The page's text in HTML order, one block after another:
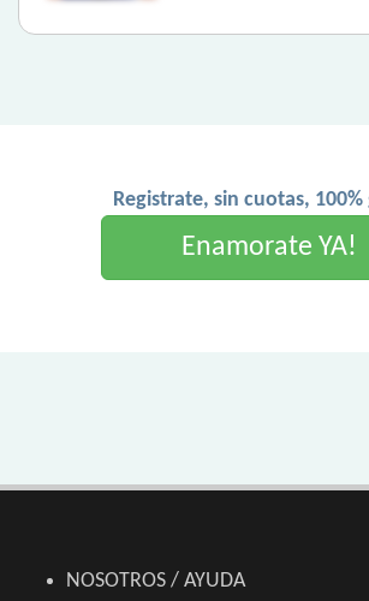
Registrate, sin cuotas,
Enamorate YA!
NOSOTROS / AYUDA